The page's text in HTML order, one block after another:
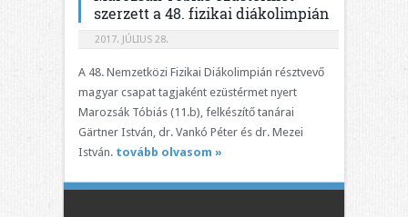
szerzett a 48. fizikai diákolimpián
2017. JÚLIUS 28.
A 48. Nemzetközi Fizikai Diákolimpián résztvevő
magyar csapat tagjaként ezüstérmet nyert
Marozsák Tóbiás (11.b), felkészítő tanárai
Gärtner István, dr. Vankó Péter és dr. Mezei
István. tovább olvasom »